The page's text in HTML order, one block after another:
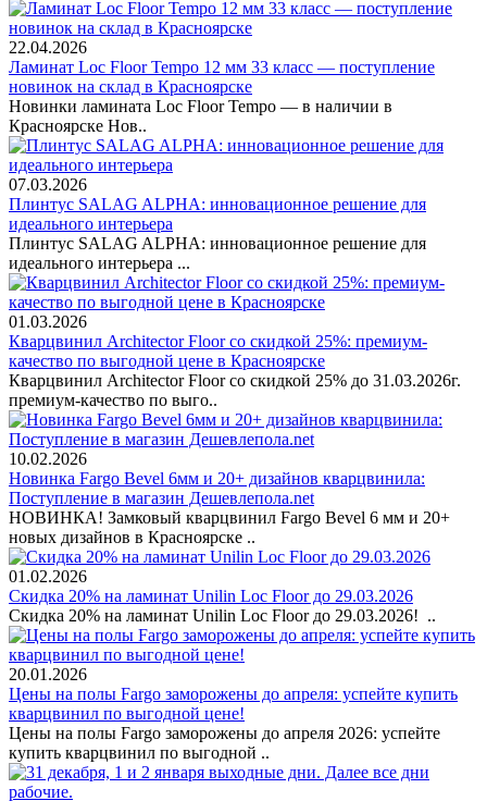
22.04.2026
Ламинат Loc Floor Tempo 12 мм 33 класс — поступление
новинок на склад в Красноярске
Новинки ламината Loc Floor Tempo — в наличии в
Красноярске Нов..
07.03.2026
Плинтус SALAG ALPHA: инновационное решение для
идеального интерьера
Плинтус SALAG ALPHA: инновационное решение для
идеального интерьера ...
01.03.2026
Кварцвинил Architector Floor со скидкой 25%: премиум-
качество по выгодной цене в Красноярске
Кварцвинил Architector Floor со скидкой 25% до 31.03.2026г.
премиум-качество по выго..
10.02.2026
Новинка Fargo Bevel 6мм и 20+ дизайнов кварцвинила:
Поступление в магазин Дешевлепола.net
НОВИНКА! Замковый кварцвинил Fargo Bevel 6 мм и 20+
новых дизайнов в Красноярске ..
01.02.2026
Скидка 20% на ламинат Unilin Loc Floor до 29.03.2026
Скидка 20% на ламинат Unilin Loc Floor до 29.03.2026! ..
20.01.2026
Цены на полы Fargo заморожены до апреля: успейте купить
кварцвинил по выгодной цене!
Цены на полы Fargo заморожены до апреля 2026: успейте
купить кварцвинил по выгодной ..